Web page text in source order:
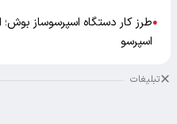
●طرز کار دستگاه اسپرسوساز
اسپرسو
تبلیغات